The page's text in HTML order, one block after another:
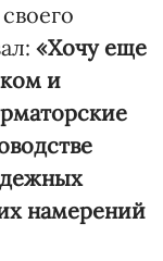
«Хочу еще
и
намерений